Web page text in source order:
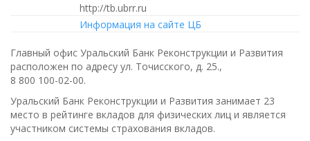
http://tb.ubrr.ru
Информация на сайте ЦБ
Главный офис Уральский Банк Реконструкции и Развития
расположен по адресу ул. Точисского, д. 25.,
8 800 100-02-00.
Уральский Банк Реконструкции и Развития занимает 23
место в рейтинге вкладов для физических лиц и является
участником системы страхования вкладов.